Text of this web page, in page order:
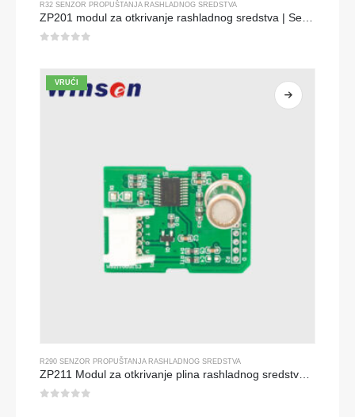
R32 SENZOR PROPUŠTANJA RASHLADNOG SREDSTVA
ZP201 modul za otkrivanje rashladnog sredstva | Senzor visoko osjetljivosti R32
VRUĆI
R290 SENZOR PROPUŠTANJA RASHLADNOG SREDSTVA
ZP211 Modul za otkrivanje plina rashladnog sredstva-senzor visoke osjetljivosti za otkrivanje propuštanja rashladnog sredstva